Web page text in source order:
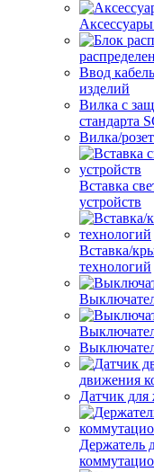
Ввод
изделий
Вилка с
стандарта
Вилка/
Вставка
устройств
Вставка/
технологий
движения
Датчик для
Держатель